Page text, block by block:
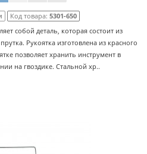
Код товара: 5301-650
собой деталь, которая состоит из
Рукоятка изготовлена из красного
позволяет хранить инструмент в
на гвоздике. Стальной хр..